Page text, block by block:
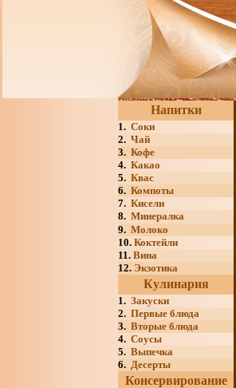
Напитки
1. Соки
2. Чай
3. Кофе
4. Какао
5. Квас
6. Компоты
7. Кисели
8. Минералка
9. Молоко
10. Коктейли
11. Вина
12. Экзотика
Кулинария
1. Закуски
2. Первые блюда
3. Вторые блюда
4. Соусы
5. Выпечка
6. Десерты
Консервирование